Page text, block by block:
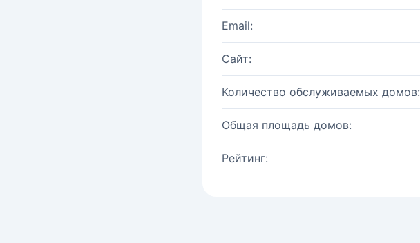
Email:
Сайт:
Количество обслуживаемых домов:
Общая площадь домов:
Рейтинг: